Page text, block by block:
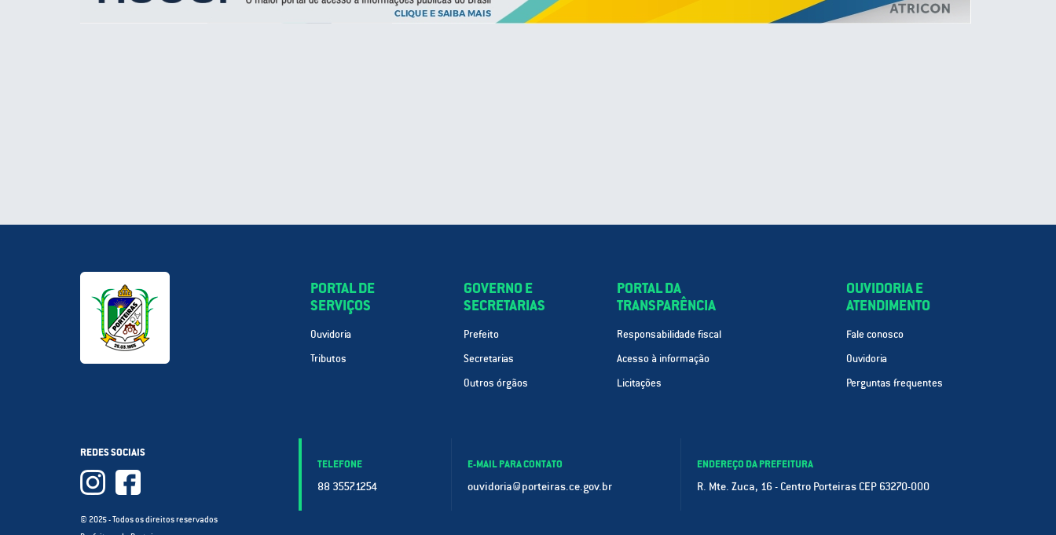
PORTAL DE
SERVIÇOS
Ouvidoria
Tributos
GOVERNO E
SECRETARIAS
Prefeito
Secretarias
Outros órgãos
PORTAL DA
TRANSPARÊNCIA
Responsabilidade fiscal
Acesso à informação
Licitações
OUVIDORIA E
ATENDIMENTO
Fale conosco
Ouvidoria
Perguntas frequentes
REDES SOCIAIS
© 2025 - Todos os direitos reservados
TELEFONE
88 3557.1254
E-MAIL PARA CONTATO
ouvidoria@porteiras.ce.gov.br
ENDEREÇO DA PREFEITURA
R. Mte. Zuca, 16 - Centro Porteiras CEP 63270-000